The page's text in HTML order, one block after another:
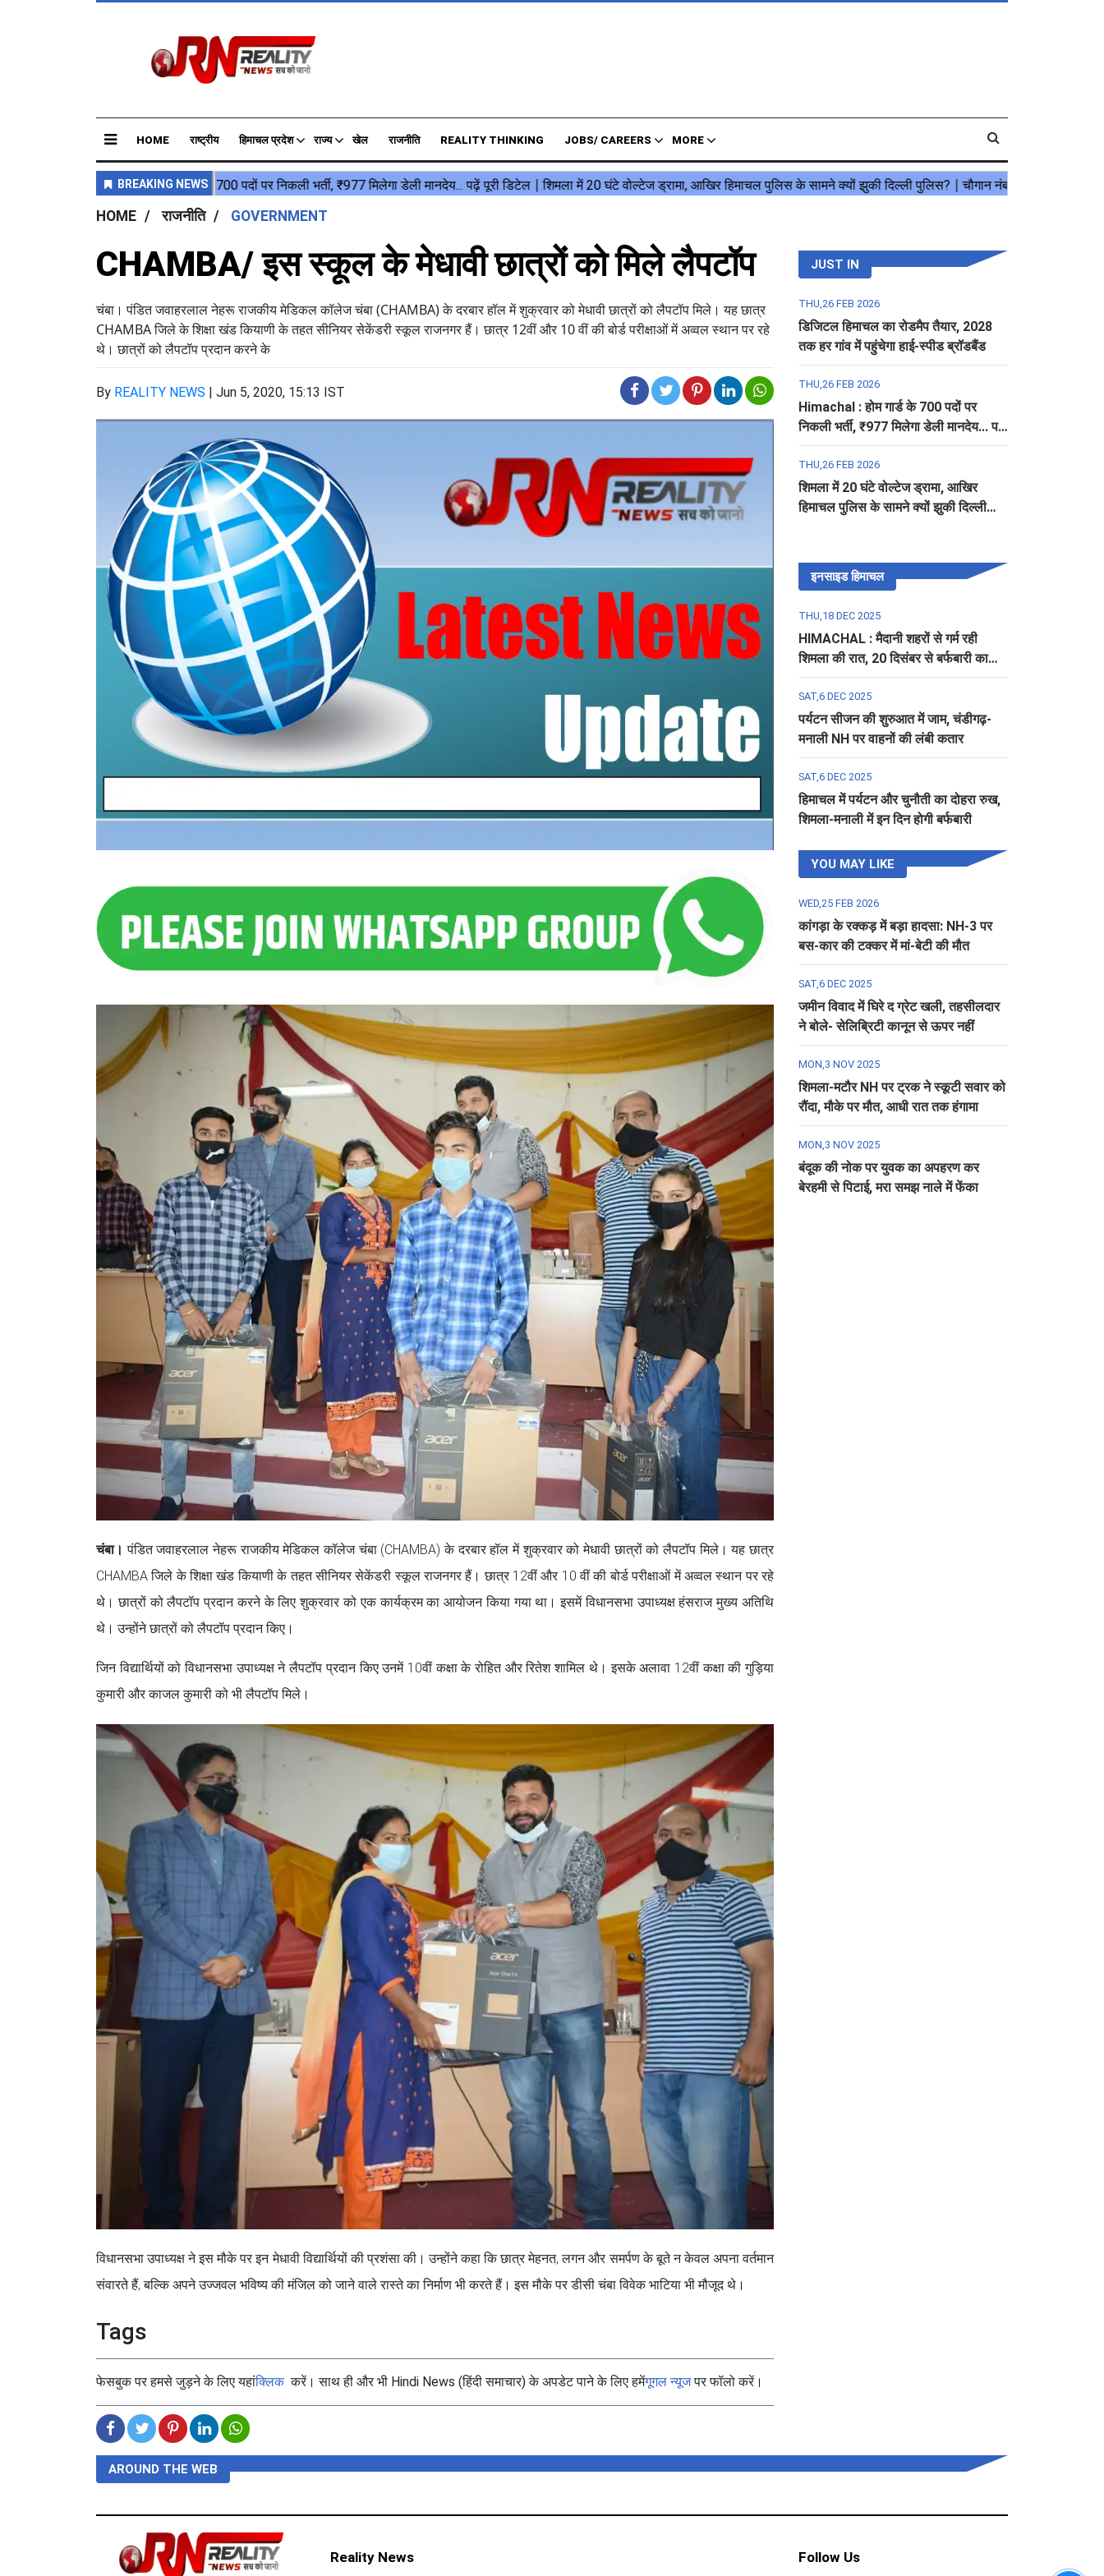
HOME राष्ट्रीय हिमाचल प्रदेश राज्य खेल राजनीति REALITY THINKING JOBS/ CAREERS MORE
HOME राजनीति GOVERNMENT
CHAMBA/ इस स्कूल के मेधावी छात्रों को मिले लैपटॉप
चंबा। पंडित जवाहरलाल नेहरू राजकीय मेडिकल कॉलेज चंबा (CHAMBA) के दरबार हॉल में शुक्रवार को मेधावी छात्रों को लैपटॉप मिले। यह छात्र
CHAMBA जिले के शिक्षा खंड कियाणी के तहत सीनियर सेकेंडरी स्कूल राजनगर हैं। छात्र 12वीं और 10 वीं की बोर्ड परीक्षाओं में अव्वल स्थान पर रहे
थे। छात्रों को लैपटॉप प्रदान करने के
By REALITY NEWS | Jun 5, 2020, 15:13 IST
चंबा। पंडित जवाहरलाल नेहरू राजकीय मेडिकल कॉलेज चंबा (CHAMBA) के दरबार हॉल में शुक्रवार को मेधावी छात्रों को लैपटॉप मिले। यह छात्र
CHAMBA जिले के शिक्षा खंड कियाणी के तहत सीनियर सेकेंडरी स्कूल राजनगर हैं। छात्र 12वीं और 10 वीं की बोर्ड परीक्षाओं में अव्वल स्थान पर रहे
थे। छात्रों को लैपटॉप प्रदान करने के लिए शुक्रवार को एक कार्यक्रम का आयोजन किया गया था। इसमें विधानसभा उपाध्यक्ष हंसराज मुख्य अतिथि
थे। उन्होंने छात्रों को लैपटॉप प्रदान किए।
जिन विद्यार्थियों को विधानसभा उपाध्यक्ष ने लैपटॉप प्रदान किए उनमें 10वीं कक्षा के रोहित और रितेश शामिल थे। इसके अलावा 12वीं कक्षा की गुड़िया
कुमारी और काजल कुमारी को भी लैपटॉप मिले।
विधानसभा उपाध्यक्ष ने इस मौके पर इन मेधावी विद्यार्थियों की प्रशंसा की। उन्होंने कहा कि छात्र मेहनत, लगन और समर्पण के बूते न केवल अपना वर्तमान
संवारते हैं, बल्कि अपने उज्जवल भविष्य की मंजिल को जाने वाले रास्ते का निर्माण भी करते हैं। इस मौके पर डीसी चंबा विवेक भाटिया भी मौजूद थे।
Tags
फेसबुक पर हमसे जुड़ने के लिए यहांक्लिककरें। साथ ही और भी Hindi News (हिंदी समाचार) के अपडेट पाने के लिए हमेंगूगल न्यूजपर फॉलो करें।
JUST IN
THU,26 FEB 2026
डिजिटल हिमाचल का रोडमैप तैयार, 2028
तक हर गांव में पहुंचेगा हाई-स्पीड ब्रॉडबैंड
THU,26 FEB 2026
Himachal : होम गार्ड के 700 पदों पर
निकली भर्ती, ₹977 मिलेगा डेली मानदेय... पढ़ें
पूरी डिटेल
THU,26 FEB 2026
शिमला में 20 घंटे वोल्टेज ड्रामा, आखिर
हिमाचल पुलिस के सामने क्यों झुकी दिल्ली
इनसाइड हिमाचल
THU,18 DEC 2025
HIMACHAL : मैदानी शहरों से गर्म रही
शिमला की रात, 20 दिसंबर से बर्फबारी का
अलर्ट
SAT,6 DEC 2025
पर्यटन सीजन की शुरुआत में जाम, चंडीगढ़-
मनाली NH पर वाहनों की लंबी कतार
SAT,6 DEC 2025
हिमाचल में पर्यटन और चुनौती का दोहरा रुख,
शिमला-मनाली में इन दिन होगी बर्फबारी
YOU MAY LIKE
WED,25 FEB 2026
कांगड़ा के रक्कड़ में बड़ा हादसा: NH-3 पर
बस-कार की टक्कर में मां-बेटी की मौत
SAT,6 DEC 2025
जमीन विवाद में घिरे द ग्रेट खली, तहसीलदार
ने बोले- सेलिब्रिटी कानून से ऊपर नहीं
MON,3 NOV 2025
शिमला-मटौर NH पर ट्रक ने स्कूटी सवार को
रौंदा, मौके पर मौत, आधी रात तक हंगामा
MON,3 NOV 2025
बंदूक की नोक पर युवक का अपहरण कर
बेरहमी से पिटाई, मरा समझ नाले में फेंका
AROUND THE WEB
Reality News Follow Us